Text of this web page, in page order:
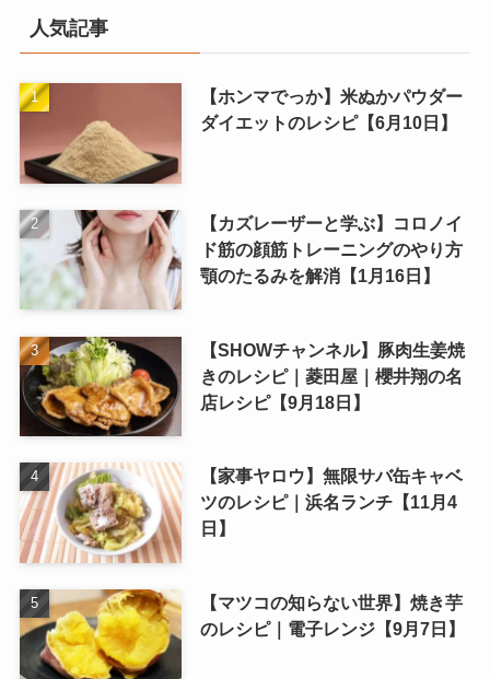
人気記事
【ホンマでっか】米ぬかパウダー
ダイエットのレシピ【6月10日】
【カズレーザーと学ぶ】コロノイ
ド筋の顔筋トレーニングのやり方
顎のたるみを解消【1月16日】
【SHOWチャンネル】豚肉生姜焼
きのレシピ｜菱田屋｜櫻井翔の名
店レシピ【9月18日】
【家事ヤロウ】無限サバ缶キャベ
ツのレシピ｜浜名ランチ【11月4
日】
【マツコの知らない世界】焼き芋
のレシピ｜電子レンジ【9月7日】